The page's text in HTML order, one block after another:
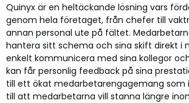
Quinyx är en heltäckande lösning vars
genom hela företaget, från chefer till
annan personal ute på fältet.
hantera sitt schema och sina skift direkt i
enkelt kommunicera med sina kollegor
kan får personlig feedback på sina
till ett ökat medarbetarengagemang som
till att medarbetarna vill stanna längre